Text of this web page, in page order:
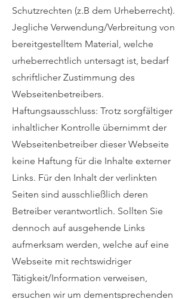
Schutzrechten (z.B dem Urheberrecht).
Jegliche Verwendung/Verbreitung von
bereitgestelltem Material, welche
urheberrechtlich untersagt ist, bedarf
schriftlicher Zustimmung des
Webseitenbetreibers.
Haftungsausschluss: Trotz sorgfältiger
inhaltlicher Kontrolle übernimmt der
Webseitenbetreiber dieser Webseite
keine Haftung für die Inhalte externer
Links. Für den Inhalt der verlinkten
Seiten sind ausschließlich deren
Betreiber verantwortlich. Sollten Sie
dennoch auf ausgehende Links
aufmerksam werden, welche auf eine
Webseite mit rechtswidriger
Tätigkeit/Information verweisen,
ersuchen wir um dementsprechenden